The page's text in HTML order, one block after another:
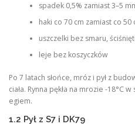
spadek 0,5% zamiast 3–5
haki co 70 cm zamiast co 50
uszczelki bez smaru,
leje bez koszyczków
Po 7 latach słońce, mróz i pył z
ciała. Rynna pękła na mrozie -18°C
egiem.
1.2 Pył z S7 i DK79